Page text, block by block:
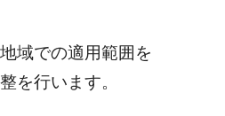
域での適用範囲を
を行います。